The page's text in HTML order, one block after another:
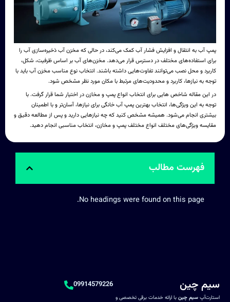
پمپ آب به انتقال و افزایش فشار آب کمک می‌کند، در حالی که مخزن آب ذخیره‌سازی آب را
برای استفاده‌های مختلف در دسترس قرار می‌دهد. مخزن‌های آب بر اساس ظرفیت، شکل،
کاربرد و محل نصب می‌توانند تفاوت‌هایی داشته باشند. انتخاب نوع مناسب مخزن آب باید با
توجه به نیازها، کاربرد و محدودیت‌های مرتبط با مکان مورد نظر مشخص شود.
در این مقاله شاخص هایی برای انتخاب انواع پمپ و مخازن در اختیار شما قرار گرفت. با
توجه به این ویژگی‌ها، انتخاب بهترین پمپ آب خانگی برای نیازها، آسان‌تر و با اطمینان
بیشتری انجام می‌شود. همیشه مشخص کنید که چه نیازهایی دارید و پس از مطالعه دقیق و
مقایسه ویژگی‌های مختلف انواع مختلف پمپ‌ و مخازن، انتخاب مناسبی انجام دهید.
فهرست مطالب
No headings were found on this page.
سیم چین
استارت‌آپ سیم چین با ارائه خدمات برقی تخصصی و
09914579226